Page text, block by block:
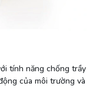
tính năng chống trầy
của môi trường và